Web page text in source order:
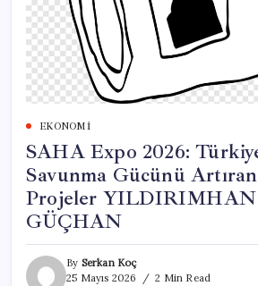
EKONOMI
SAHA Expo 2026:
Savunma Gücünü Artıran
Projeler YILDIRIMHAN
GÜÇHAN
By Serkan Koç
25 Mayıs 2026
2 Min Read